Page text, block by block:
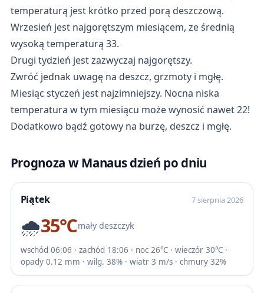
temperaturą jest krótko przed porą deszczową.
Wrzesień jest najgorętszym miesiącem, ze średnią
wysoką temperaturą 33.
Drugi tydzień jest zazwyczaj najgorętszy.
Zwróć jednak uwagę na deszcz, grzmoty i mgłę.
Miesiąc styczeń jest najzimniejszy. Nocna niska
temperatura w tym miesiącu może wynosić nawet 22!
Dodatkowo bądź gotowy na burzę, deszcz i mgłę.
Prognoza w Manaus dzień po dniu
Piątek 7 sierpnia 2026
🌧️35℃mały deszczyk
wschód 06:06 · zachód 18:06 · noc 26℃ · wieczór 30℃ ·
opady 0.12 mm · wilg. 38% · wiatr 3 m/s · chmury 32%